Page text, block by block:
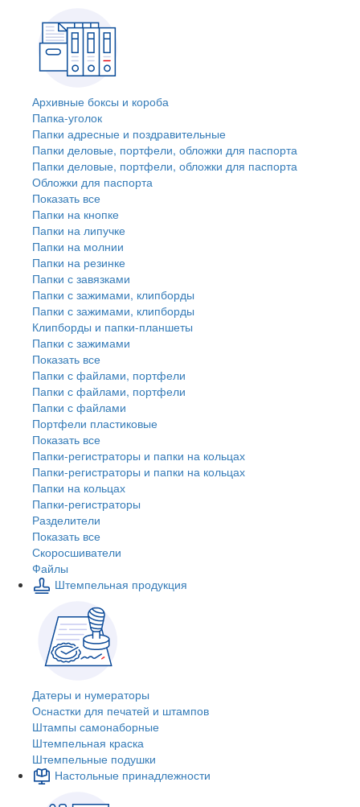
Архивные боксы и короба
Папка-уголок
Папки адресные и поздравительные
Папки деловые, портфели, обложки для паспорта
Папки деловые, портфели, обложки для паспорта
Обложки для паспорта
Показать все
Папки на кнопке
Папки на липучке
Папки на молнии
Папки на резинке
Папки с завязками
Папки с зажимами, клипборды
Папки с зажимами, клипборды
Клипборды и папки-планшеты
Папки с зажимами
Показать все
Папки с файлами, портфели
Папки с файлами, портфели
Папки с файлами
Портфели пластиковые
Показать все
Папки-регистраторы и папки на кольцах
Папки-регистраторы и папки на кольцах
Папки на кольцах
Папки-регистраторы
Разделители
Показать все
Скоросшиватели
Файлы
Штемпельная продукция
Датеры и нумераторы
Оснастки для печатей и штампов
Штампы самонаборные
Штемпельная краска
Штемпельные подушки
Настольные принадлежности